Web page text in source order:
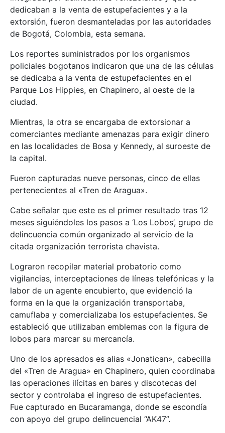
dedicaban a la venta de estupefacientes y a la
extorsión, fueron desmanteladas por las autoridades
de Bogotá, Colombia, esta semana.
Los reportes suministrados por los organismos
policiales bogotanos indicaron que una de las células
se dedicaba a la venta de estupefacientes en el
Parque Los Hippies, en Chapinero, al oeste de la
ciudad.
Mientras, la otra se encargaba de extorsionar a
comerciantes mediante amenazas para exigir dinero
en las localidades de Bosa y Kennedy, al suroeste de
la capital.
Fueron capturadas nueve personas, cinco de ellas
pertenecientes al «Tren de Aragua».
Cabe señalar que este es el primer resultado tras 12
meses siguiéndoles los pasos a ‘Los Lobos’, grupo de
delincuencia común organizado al servicio de la
citada organización terrorista chavista.
Lograron recopilar material probatorio como
vigilancias, interceptaciones de líneas telefónicas y la
labor de un agente encubierto, que evidenció la
forma en la que la organización transportaba,
camuflaba y comercializaba los estupefacientes. Se
estableció que utilizaban emblemas con la figura de
lobos para marcar su mercancía.
Uno de los apresados es alias «Jonatican», cabecilla
del «Tren de Aragua» en Chapinero, quien coordinaba
las operaciones ilícitas en bares y discotecas del
sector y controlaba el ingreso de estupefacientes.
Fue capturado en Bucaramanga, donde se escondía
con apoyo del grupo delincuencial “AK47”.